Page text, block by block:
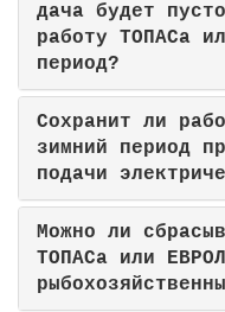
дача будет
работу ТОПАСа
период?
Сохранит ли
зимний период
подачи
Можно ли
ТОПАСа или